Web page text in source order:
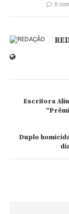
0
Escritora
Duplo